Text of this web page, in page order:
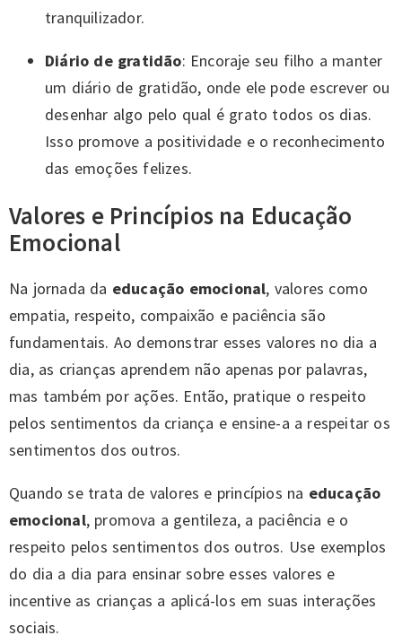
tranquilizador.
Diário de gratidão: Encoraje seu filho a manter
um diário de gratidão, onde ele pode escrever ou
desenhar algo pelo qual é grato todos os dias.
Isso promove a positividade e o reconhecimento
das emoções felizes.
Valores e Princípios na Educação
Emocional
Na jornada da educação emocional, valores como
empatia, respeito, compaixão e paciência são
fundamentais. Ao demonstrar esses valores no dia a
dia, as crianças aprendem não apenas por palavras,
mas também por ações. Então, pratique o respeito
pelos sentimentos da criança e ensine-a a respeitar os
sentimentos dos outros.
Quando se trata de valores e princípios na educação
emocional, promova a gentileza, a paciência e o
respeito pelos sentimentos dos outros. Use exemplos
do dia a dia para ensinar sobre esses valores e
incentive as crianças a aplicá-los em suas interações
sociais.